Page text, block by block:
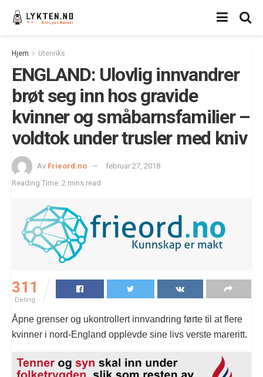
Hjem Utenriks
ENGLAND: Ulovlig innvandrer
brøt seg inn hos gravide
kvinner og småbarnsfamilier –
voldtok under trusler med kniv
Av Frieord.no
februar 27, 2018
Reading Time: 2 mins read
311
Deling
Åpne grenser og ukontrollert innvandring førte til at flere
kvinner i nord-England opplevde sine livs verste mareritt.